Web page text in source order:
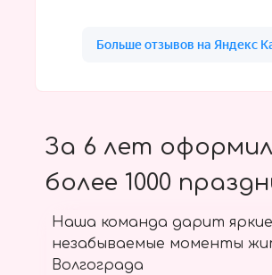
За 6 лет
более 1000
Наша команда дарит
незабываемые моменты
Волгограда